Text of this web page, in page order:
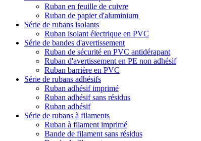
Ruban en feuille de cuivre
Ruban de papier d'aluminium
Série de rubans isolants
Ruban isolant électrique en PVC
Série de bandes d'avertissement
Ruban de sécurité en PVC antidérapant
Ruban d'avertissement en PE non adhésif
Ruban barrière en PVC
Série de rubans adhésifs
Ruban adhésif imprimé
Ruban adhésif sans résidus
Ruban adhésif
Série de rubans à filaments
Ruban à filament imprimé
Bande de filament sans résidus